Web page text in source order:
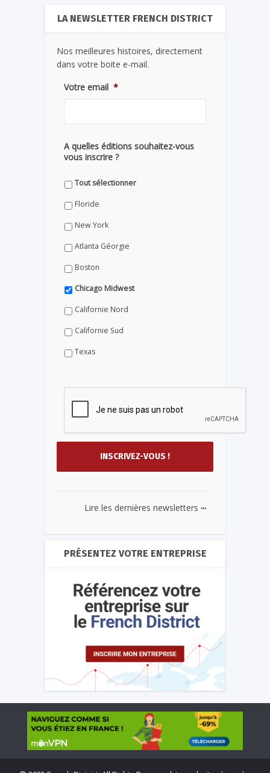
LA NEWSLETTER FRENCH DISTRICT
Nos meilleures histoires, directement
dans votre boite e-mail.
Votre email *
A quelles éditions souhaitez-vous
vous inscrire ?
Tout sélectionner
Floride
New York
Atlanta Géorgie
Boston
Chicago Midwest
Californie Nord
Californie Sud
Texas
Lire les dernières newsletters ...
PRÉSENTEZ VOTRE ENTREPRISE